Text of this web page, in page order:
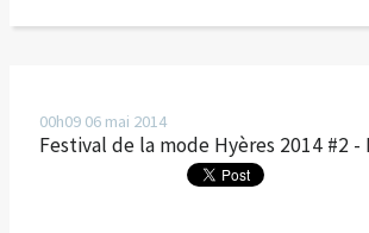
00h09 06 mai 2014
Festival de la mode Hyères 2014 #2 -